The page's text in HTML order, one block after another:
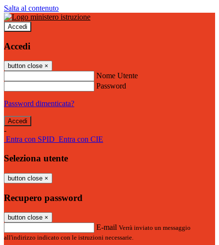
Salta al contenuto
Accedi
Accedi
button close ×
Nome Utente
Password
Password dimenticata?
-
Entra con SPID Entra con CIE
Seleziona utente
button close ×
Recupero password
button close ×
E-mail Verrà inviato un messaggio
all'indirizzo indicato con le istruzioni necessarie.